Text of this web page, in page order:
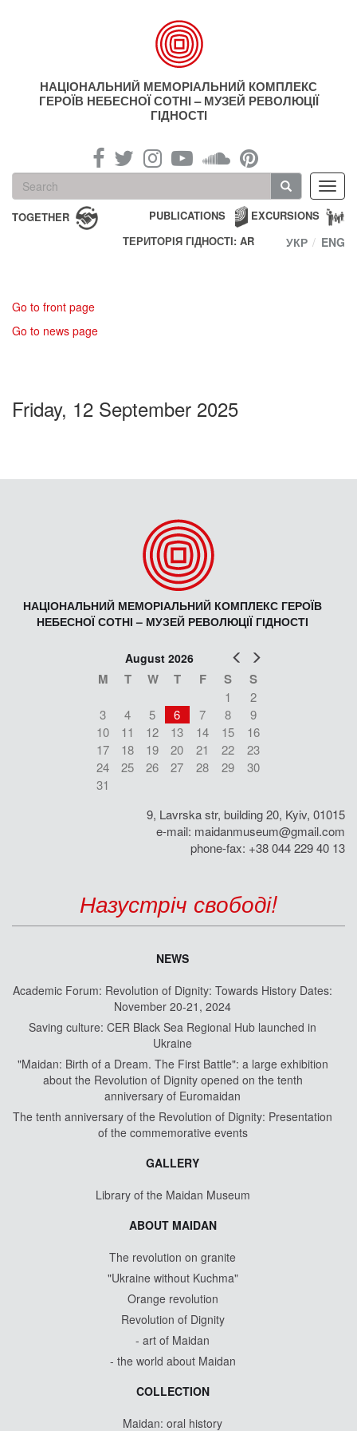
НАЦІОНАЛЬНИЙ МЕМОРІАЛЬНИЙ КОМПЛЕКС
ГЕРОЇВ НЕБЕСНОЇ СОТНІ – МУЗЕЙ РЕВОЛЮЦІЇ
ГІДНОСТІ
Search
form
Search
TOGETHER EXCURSIONS
PUBLICATIONS
ТЕРИТОРІЯ ГІДНОСТІ: AR
УКР ENG
Go to front page
Go to news page
Friday, 12 September 2025
НАЦІОНАЛЬНИЙ МЕМОРІАЛЬНИЙ КОМПЛЕКС ГЕРОЇВ
НЕБЕСНОЇ СОТНІ – МУЗЕЙ РЕВОЛЮЦІЇ ГІДНОСТІ
Prev
August 2026
M T W T F S S
1
2
3
4 5 6 7 8
9
10
11 12 13 14 15
16
17
18 19 20 21 22
23
24
25 26 27 28 29
30
31
9, Lavrska str, building 20, Kyiv, 01015
e-mail: maidanmuseum@gmail.com
phone-fax: +38 044 229 40 13
Назустріч свободі!
NEWS
Academic Forum: Revolution of Dignity: Towards History Dates:
November 20-21, 2024
Saving culture: CER Black Sea Regional Hub launched in
Ukraine
"Maidan: Birth of a Dream. The First Battle": a large exhibition
about the Revolution of Dignity opened on the tenth
anniversary of Euromaidan
The tenth anniversary of the Revolution of Dignity: Presentation
of the commemorative events
GALLERY
Library of the Maidan Museum
ABOUT MAIDAN
The revolution on granite
"Ukraine without Kuchma"
Orange revolution
Revolution of Dignity
- art of Maidan
- the world about Maidan
COLLECTION
Maidan: oral history